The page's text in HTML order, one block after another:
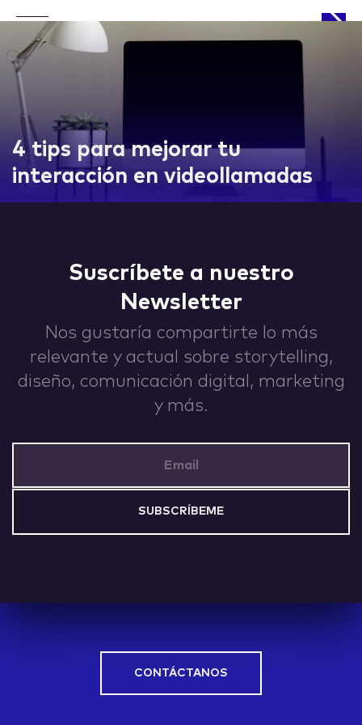
4 tips para mejorar tu
interacción en videollamadas
Suscríbete a nuestro
Newsletter
Nos gustaría compartirte lo más
relevante y actual sobre storytelling,
diseño, comunicación digital, marketing
y más.
CONTÁCTANOS
APPROACH
WORKS
CONTACT